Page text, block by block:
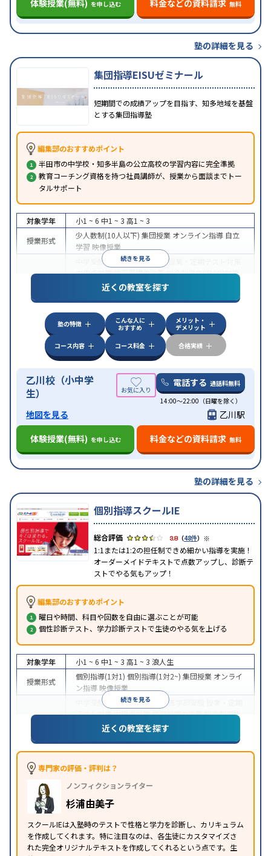
体験授業(無料) を申し込む 料金などの資料請求 無料
塾の詳細を見る
集団指導EISUゼミナール
短期間での成績アップを目指す、知多地域を基盤
とする集団指導塾
編集部のおすすめポイント
半田市の中学校・知多半島の公立高校の学習内容に完全準拠
教育コーチング資格を持つ社員講師が、授業から面談までトー
タルサポート
続きを見る
対象学年 小1 ~ 6 中1 ~ 3 高1 ~ 3
授業形式
少人数制(10人以下) 集団授業 オンライン指導 自立
学習 映像授業
中学受験 高校受験大学受験
授業・定期テスト対策
内申点対策学習習慣の定着総合型選抜(旧AO)対策
推薦入試対策 学校別特化対策
漢検(漢字検
特徴
中高一貫校生に対応授業の振替可能 不登校生に対
学習にPC・タブレットを利用オンライン対応
節講習のみの受講可自習室あり
近くの教室を探す
塾の特徴
こんな人に
おすすめ
メリット・
デメリット
コース内容
コース料金 合格実績
乙川校（小中学
生）
電話する 通話料無料
14:00〜22:00（日曜を除く）
地図を見る
乙川駅
体験授業(無料) を申し込む 料金などの資料請求 無料
塾の詳細を見る
個別指導スクールIE
3.8（48件） ※
1:1または1:2の担任制できめ細かい指導を実施！
オーダーメイドテキストで点数アップし、診断テ
ストでやる気もアップ！
編集部のおすすめポイント
曜日や時間、科目や回数を自由に選ぶことが可能
個性診断テスト、学力診断テストで生徒のやる気を上げる
続きを見る
対象学年 小1 ~ 6 中1 ~ 3 高1 ~ 3 浪人生
授業形式
個別指導(1対1) 個別指導(1対2~) 集団授業 オンライ
ン指導 映像授業
中学受験 高校受験大学受験 医学部受験
テスト対策内申点対策学習習慣の定着総合型選抜
(旧AO)対策 推薦入試対策学校別特化対策
中高一貫校生に対応
可能季節講習のみの受講可
※2023年3月調査。小学校高学年の個別指導塾アンケート調査方法
近くの教室を探す
専門家の評価・評判は？
ノンフィクションライター
杉浦由美子
スクールIEは入塾時のテストで性格と学力を診断し、カリキュラム
を作成してくれます。特に注目なのは、各生徒にカスタマイズさ
れた完全オリジナルテキストを作成してくれるという点です。生